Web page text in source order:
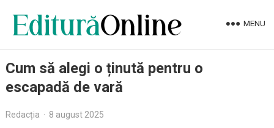
MENU
Cum să alegi o ținută pentru o
escapadă de vară
Redacția · 8 august 2025